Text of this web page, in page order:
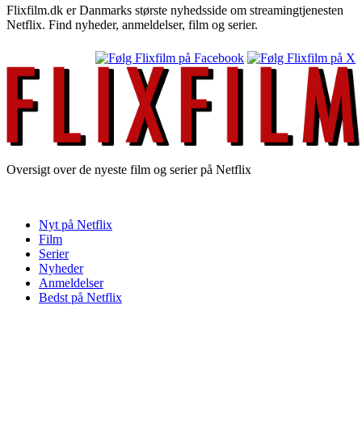
Flixfilm.dk er Danmarks største nyhedsside om streamingtjenesten
Netflix. Find nyheder, anmeldelser, film og serier.
Oversigt over de nyeste film og serier på Netflix
Nyt på Netflix
Film
Serier
Nyheder
Anmeldelser
Bedst på Netflix